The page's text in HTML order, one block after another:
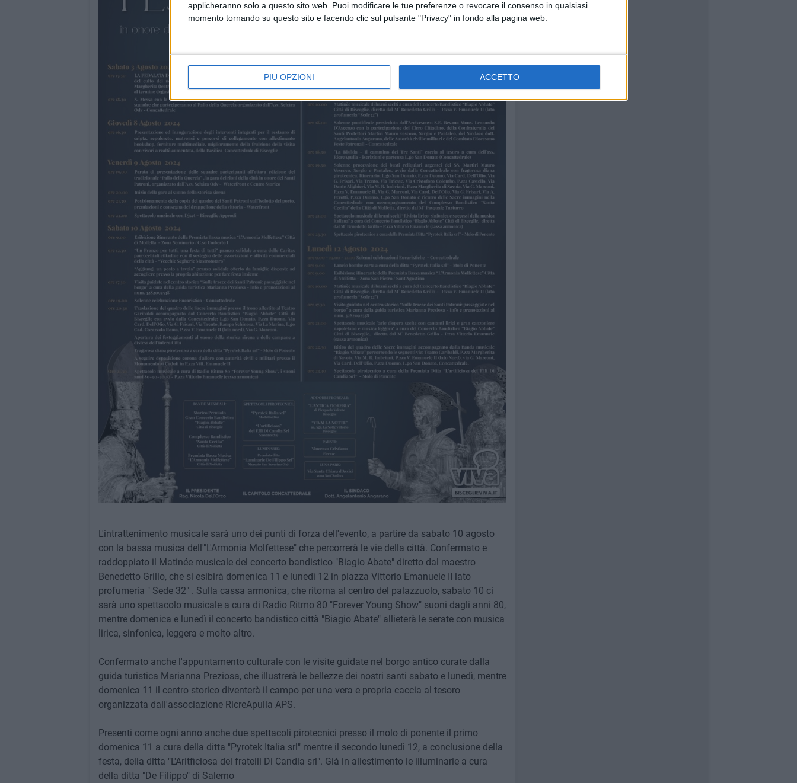
applicheranno solo a questo sito web. Puoi modificare le tue preferenze o revocare il consenso in qualsiasi
momento tornando su questo sito e facendo clic sul pulsante "Privacy" in fondo alla pagina web.
PIÙ OPZIONI ACCETTO
L'intrattenimento musicale sarà uno dei punti di forza dell'evento, a partire da sabato 10 agosto
con la bassa musica dell'"L'Armonia Molfettese" che percorrerà le vie della città. Confermato e
raddoppiato il Matinée musicale del concerto bandistico "Biagio Abate" diretto dal maestro
Benedetto Grillo, che si esibirà domenica 11 e lunedì 12 in piazza Vittorio Emanuele II lato
profumeria " Sede 32" . Sulla cassa armonica, che ritorna al centro del palazzuolo, sabato 10 ci
sarà uno spettacolo musicale a cura di Radio Ritmo 80 "Forever Young Show" suoni dagli anni 80,
mentre domenica e lunedì il concerto bandistico città "Biagio Abate" allieterà le serate con musica
lirica, sinfonica, leggera e molto altro.
Confermato anche l'appuntamento culturale con le visite guidate nel borgo antico curate dalla
guida turistica Marianna Preziosa, che illustrerà le bellezze dei nostri santi sabato e lunedì, mentre
domenica 11 il centro storico diventerà il campo per una vera e propria caccia al tesoro
organizzata dall'associazione RicreApulia APS.
Presenti come ogni anno anche due spettacoli pirotecnici presso il molo di ponente il primo
domenica 11 a cura della ditta "Pyrotek Italia srl" mentre il secondo lunedì 12, a conclusione della
festa, della ditta "L'Aritficiosa dei fratelli Di Candia srl". Già in allestimento le illuminarie a cura
della ditta "De Filippo" di Salerno